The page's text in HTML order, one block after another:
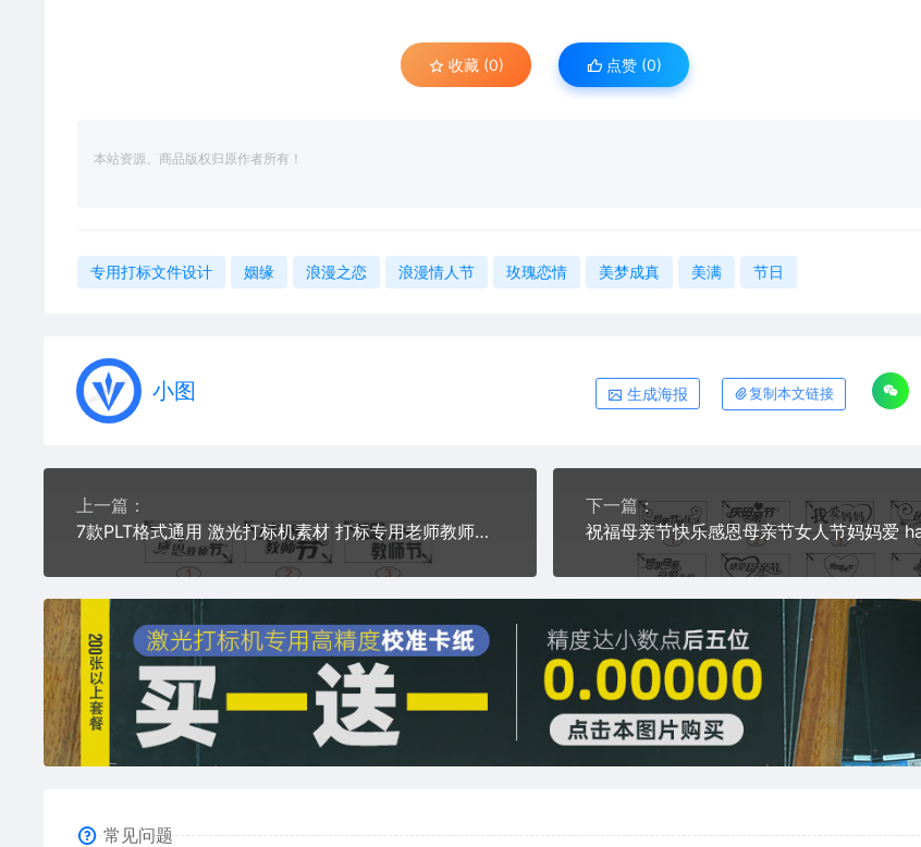
收藏 (0) 点赞 (0)
本站资源、商品版权归原作者所有！
专用打标文件设计 姻缘 浪漫之恋 浪漫情人节 玫瑰恋情 美梦成真 美满 节日
小图 生成海报 复制本文链接
上一篇：
7款PLT格式通用 激光打标机素材 打标专用老师教师节快乐节日艺术字体图案设计
下一篇：
常见问题